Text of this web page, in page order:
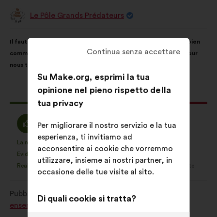
PropostaLe Pôle Grands Prédateurs
della
mia
proposta:
Il faut que la biodiversité et ses milieux soient vus comme un bien
commun. Aucun organisme ne pourra prendre des décisions pour
nous tous !
Questa
raccolto:
1542 voti
ripartiti:
Sono
d'accordo
:
80%
Questa
proposta
qualificata
come:
La mia preferita
:volte
Evidente
:volte
Realistica
:volte
8%
Questa
proposta
è
Mi lascia indifferente
volte
Pubblicata in
Comment protéger et restaurer
ensemble la biodiversité?
Continua senza accettare
Su Make.org, esprimi la tua
opinione nel pieno rispetto della
tua privacy
Per migliorare il nostro servizio e la tua
esperienza, ti invitiamo ad
acconsentire ai cookie che vorremmo
utilizzare, insieme ai nostri partner, in
occasione delle tue visite al sito.
Di quali cookie si tratta?